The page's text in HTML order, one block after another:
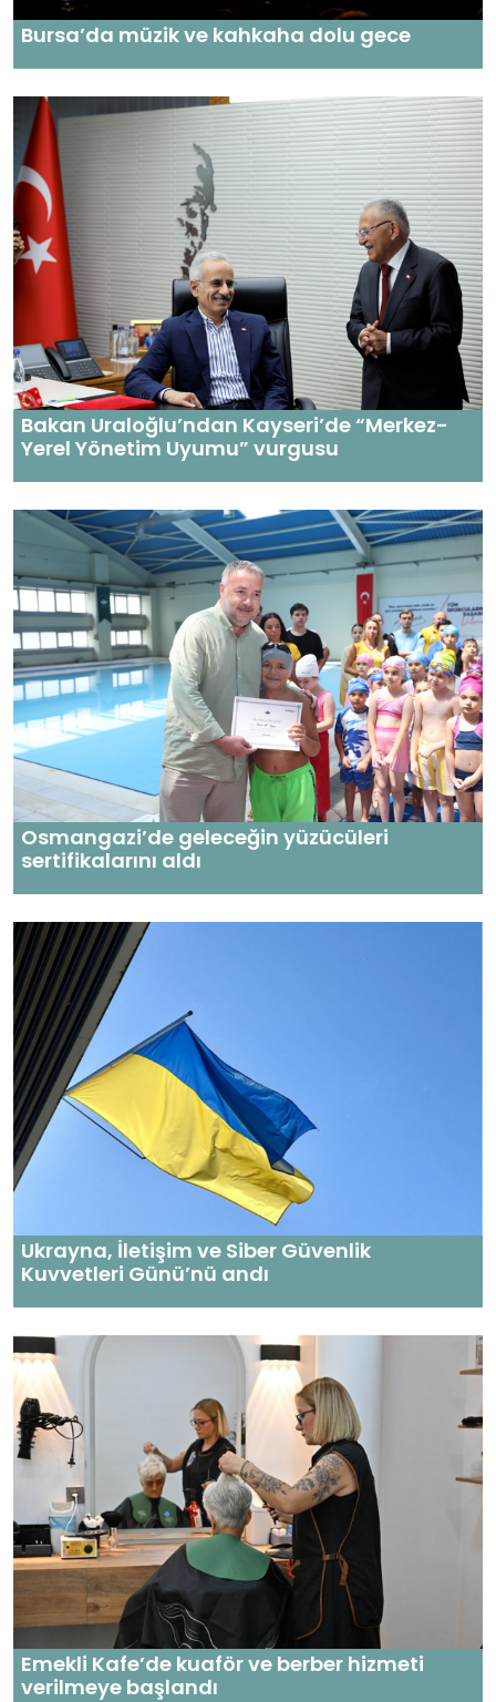
Bursa’da müzik ve kahkaha dolu gece
Bakan Uraloğlu’ndan Kayseri’de “Merkez-
Yerel Yönetim Uyumu” vurgusu
Osmangazi’de geleceğin yüzücüleri
sertifikalarını aldı
Ukrayna, İletişim ve Siber Güvenlik
Kuvvetleri Günü’nü andı
Emekli Kafe’de kuaför ve berber hizmeti
verilmeye başlandı